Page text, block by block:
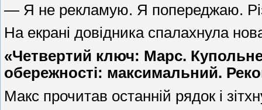
— Я не рекламую. Я попереджаю.
На екрані довідника спалахнула
«Четвертий ключ: Марс.
обережності: максимальний.
Макс прочитав останній рядок і